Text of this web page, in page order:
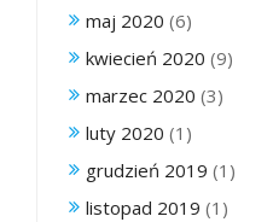
maj 2020 (6)
kwiecień 2020 (9)
marzec 2020 (3)
luty 2020 (1)
grudzień 2019 (1)
listopad 2019 (1)